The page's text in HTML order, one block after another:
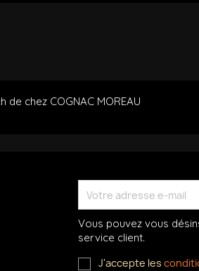
chez COGNAC MOREAU
Vous pouvez vous
service client.
J'accepte les